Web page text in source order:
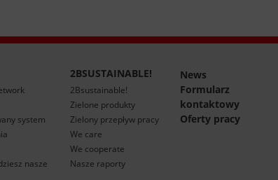
system
nasze
2BSUSTAINABLE!
2Bsustainable!
Zielone produkty
Zielony przepływ pracy
We care
We cooperate
Nasze raporty
News
Formularz
kontaktowy
Oferty pracy